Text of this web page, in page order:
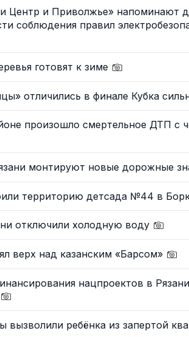
Центр и Приволжье» напоминают
соблюдения правил
готовят к зиме
отличились в финале Кубка
произошло смертельное ДТП с
монтируют новые дорожные
территорию детсада №44 в
отключили холодную воду
верх над казанским «Барсом»
нацпроектов в
вызволили ребёнка из запертой